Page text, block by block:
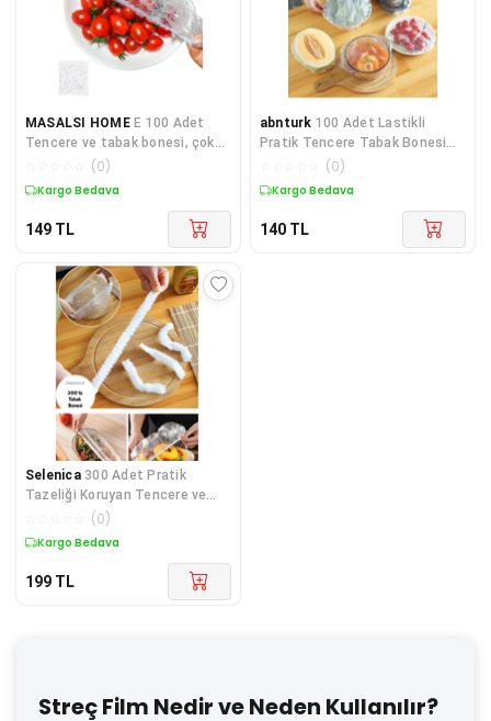
MASALSI HOME E 100 Adet
Tencere ve tabak bonesi, çok
amaçlı gıda streci
(0)
Kargo Bedava
149 TL
abnturk 100 Adet Lastikli
Pratik Tencere Tabak Bonesi
Tazelik Koruyucu Çok Amaçlı
(0)
Kargo Bedava
140 TL
Selenica 300 Adet Pratik
Tazeliği Koruyan Tencere ve
Tabak Bonesi | Çok Amaçlı
(0)
Kargo Bedava
199 TL
Streç Film Nedir ve Neden Kullanılır?